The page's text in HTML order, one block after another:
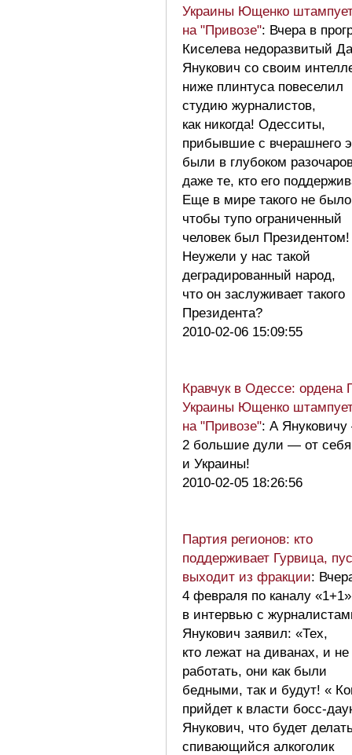
Украины Ющенко
на "Привозе": Вчера в
Киселева недоразвитый
Янукович со своим
ниже плинтуса повеселил
студию журналистов,
как никогда! Одесситы,
прибывшие с вчерашнего
были в глубоком
даже те, кто его
Еще в мире такого не
чтобы тупо ограниченный
человек был Президентом!
Неужели у нас такой
деградированный народ,
что он заслуживает такого
Президента?
2010-02-06 15:09:55
Кравчук в Одессе: ордена
Украины Ющенко
на "Привозе": А
2 большие дули — от себя
и Украины!
2010-02-05 18:26:56
Партия регионов: кто
поддерживает Гурвица,
выходит из фракции:
4 февраля по каналу «1+1»
в интервью с
Янукович заявил: «Тех,
кто лежат на диванах, и не
работать, они как были
бедными, так и будут! «
прийдет к власти босс-
Янукович, что будет
спивающийся алкоголик